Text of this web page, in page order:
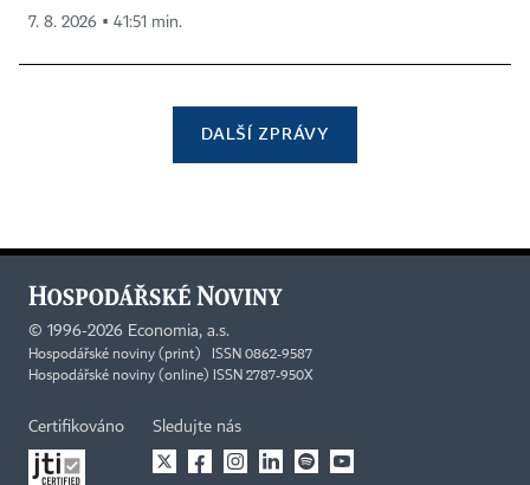
7. 8. 2026 ▪ 41:51 min.
DALŠÍ ZPRÁVY
© 1996-2026 Economia, a.s.
Hospodářské noviny (print) ISSN 0862-9587
Hospodářské noviny (online) ISSN 2787-950X
Certifikováno Sledujte nás